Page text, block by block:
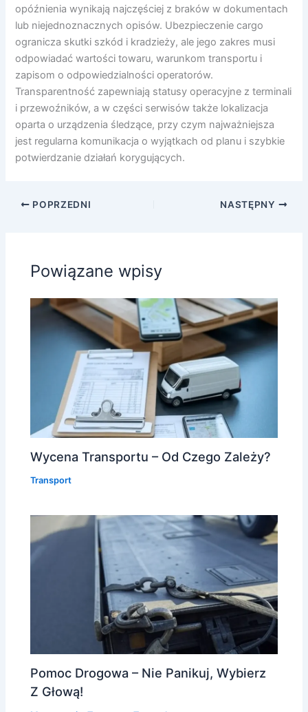
opóźnienia wynikają najczęściej z braków w dokumentach
lub niejednoznacznych opisów. Ubezpieczenie cargo
ogranicza skutki szkód i kradzieży, ale jego zakres musi
odpowiadać wartości towaru, warunkom transportu i
zapisom o odpowiedzialności operatorów.
Transparentność zapewniają statusy operacyjne z terminali
i przewoźników, a w części serwisów także lokalizacja
oparta o urządzenia śledzące, przy czym najważniejsza
jest regularna komunikacja o wyjątkach od planu i szybkie
potwierdzanie działań korygujących.
POPRZEDNI NASTĘPNY
Powiązane wpisy
Wycena Transportu – Od Czego Zależy?
Transport
Pomoc Drogowa – Nie Panikuj, Wybierz
Z Głową!